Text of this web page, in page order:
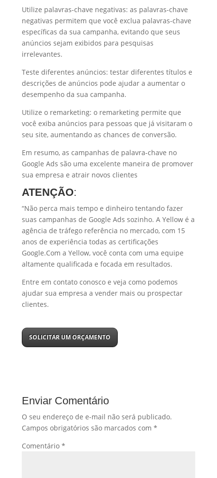
Utilize palavras-chave negativas: as palavras-chave
negativas permitem que você exclua palavras-chave
específicas da sua campanha, evitando que seus
anúncios sejam exibidos para pesquisas
irrelevantes.
Teste diferentes anúncios: testar diferentes títulos e
descrições de anúncios pode ajudar a aumentar o
desempenho da sua campanha.
Utilize o remarketing: o remarketing permite que
você exiba anúncios para pessoas que já visitaram o
seu site, aumentando as chances de conversão.
Em resumo, as campanhas de palavra-chave no
Google Ads são uma excelente maneira de promover
sua empresa e atrair novos clientes
ATENÇÃO:
“Não perca mais tempo e dinheiro tentando fazer
suas campanhas de Google Ads sozinho. A Yellow é a
agência de tráfego referência no mercado, com 15
anos de experiência todas as certificações
Google.Com a Yellow, você conta com uma equipe
altamente qualificada e focada em resultados.
Entre em contato conosco e veja como podemos
ajudar sua empresa a vender mais ou prospectar
clientes.
SOLICITAR UM ORÇAMENTO
Enviar Comentário
O seu endereço de e-mail não será publicado.
Campos obrigatórios são marcados com *
Comentário *